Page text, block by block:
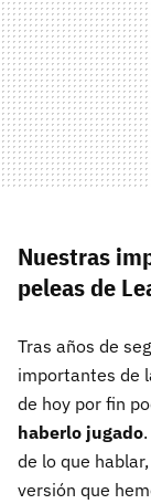
Nuestras
peleas de
Tras años de
importantes de
de hoy por fin
haberlo jugado
de lo que
versión que